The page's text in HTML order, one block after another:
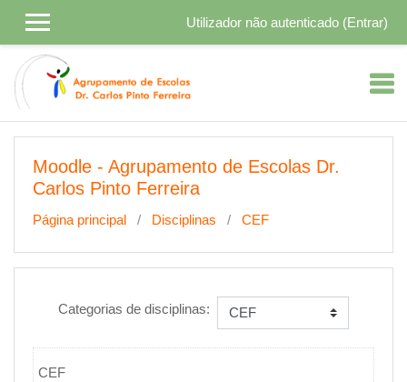
Utilizador não autenticado (Entrar)
Moodle - Agrupamento de Escolas Dr.
Carlos Pinto Ferreira
Página principal Disciplinas CEF
Categorias de disciplinas:
CEF